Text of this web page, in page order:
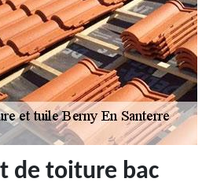
de toiture bac